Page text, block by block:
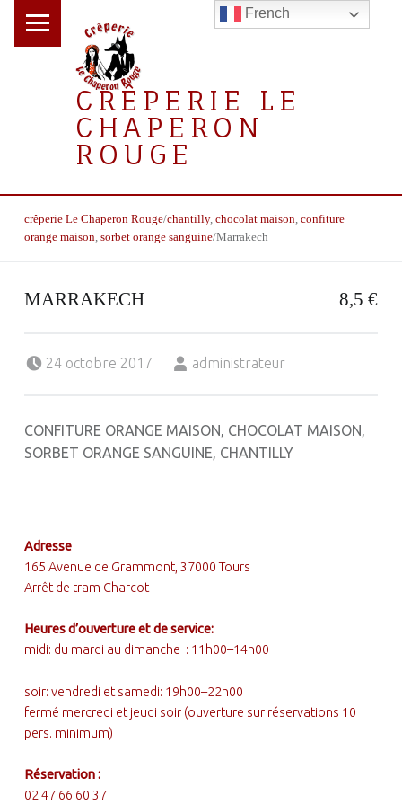
CRÊPERIE LE
CHAPERON
ROUGE
crêperie Le Chaperon Rouge/chantilly, chocolat maison confiture
orange maison sorbet orange sanguine/Marrakech
MARRAKECH 8,5 €
24 octobre 2017
administrateur
CONFITURE ORANGE MAISON, CHOCOLAT MAISON,
SORBET ORANGE SANGUINE, CHANTILLY
FOOTER SIDEBAR
Adresse
165 Avenue de Grammont, 37000 Tours
Arrêt de tram Charcot
Heures d’ouverture et de service:
midi: du mardi au dimanche : 11h00–14h00
soir: vendredi et samedi: 19h00–22h00
fermé mercredi et jeudi soir (ouverture sur réservations 10
pers. minimum)
Réservation :
02 47 66 60 37
French